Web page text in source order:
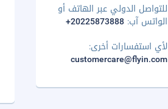
للتواصل الدولي عبر الهاتف أو
الواتس آب: +20225873888
لأي استفسارات أخرى:
customercare@flyin.com